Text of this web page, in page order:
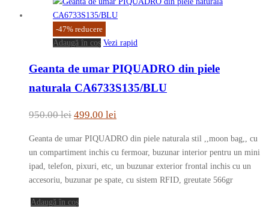
-47% reducere
Adaugă în coș Vezi rapid
Geanta de umar PIQUADRO din piele
naturala CA6733S135/BLU
950.00lei Prețul
fost:
950.00 lei.
499.00 lei
este:
499.00 lei.
Geanta de umar PIQUADRO din piele naturala stil ,,moon bag,, cu
un compartiment inchis cu fermoar, buzunar interior pentru un mini
ipad, telefon, pixuri, etc, un buzunar exterior frontal inchis cu un
accesoriu, buzunar pe spate, cu sistem RFID, greutate 566gr
Adaugă în coș